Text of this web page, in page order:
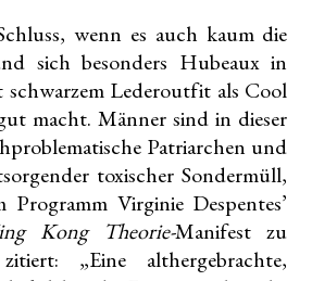
wenn es auch kaum die
sich besonders Hubeaux in
Lederoutfit als Cool
macht. Männer sind in dieser
Patriarchen und
toxischer Sondermüll,
Programm Virginie Despentes’
Kong Theorie-Manifest zu
„Eine althergebrachte,